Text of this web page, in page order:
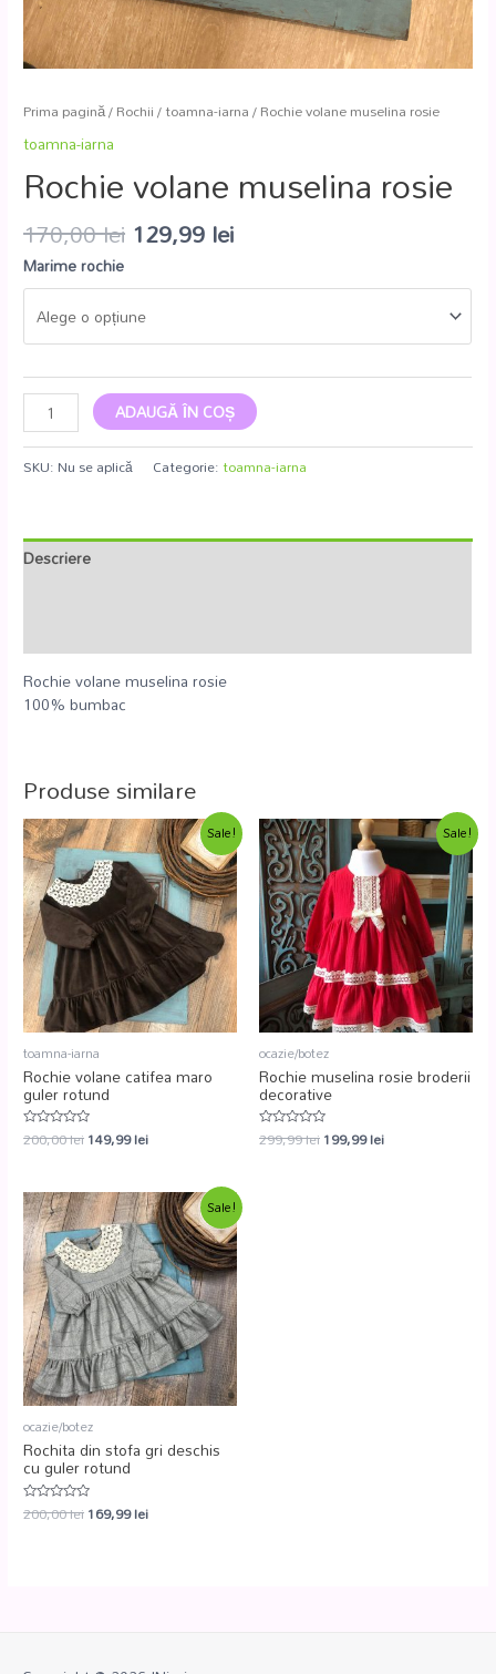
Prima pagină/Rochii/toamna-iarna/ Rochie volane muselina rosie
toamna-iarna
Rochie volane muselina rosie
170,00lei 129,99 lei
Marime rochie
ADAUGĂ ÎN COȘ
SKU: Nu se aplică Categorie: toamna-iarna
Descriere
Rochie volane muselina rosie
100% bumbac
Produse similare
Sale!
toamna-iarna
Rochie volane catifea maro
guler rotund
Evaluat
la
200,00lei149,99lei
Sale!
ocazie/botez
Rochie muselina rosie broderii
decorative
Evaluat
la
299,99lei199,99lei
Sale!
ocazie/botez
Rochita din stofa gri deschis
cu guler rotund
Evaluat
la
200,00lei169,99lei